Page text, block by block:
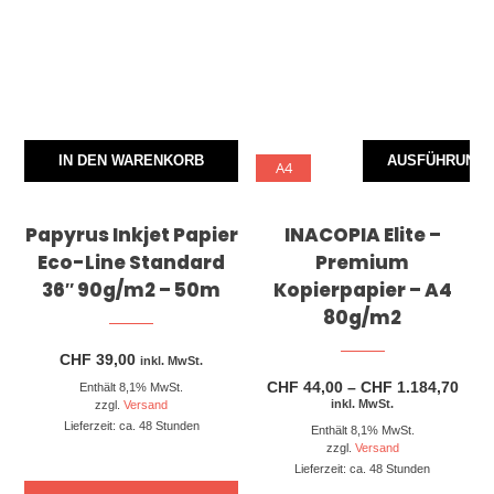
IN DEN WARENKORB
Papyrus Inkjet Papier
Eco-Line Standard
36″ 90g/m2 – 50m
CHF 39,00 inkl. MwSt.
Enthält 8,1% MwSt.
zzgl.Versand
Lieferzeit: ca. 48 Stunden
AUSFÜHRUNG
A4
INACOPIA Elite –
Premium
Kopierpapier – A4
80g/m2
CHF 44,00 – CHF 1.184,70
inkl. MwSt.
Enthält 8,1% MwSt.
zzgl. Versand
Lieferzeit: ca. 48 Stunden